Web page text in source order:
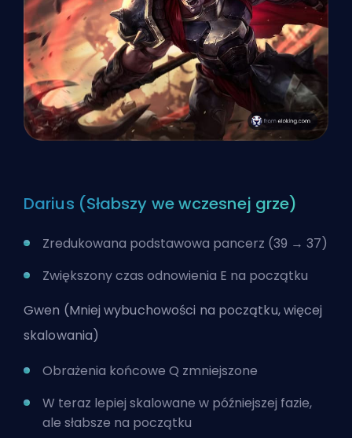
Darius (Słabszy we wczesnej grze)
Zredukowana podstawowa pancerz (39 → 37)
Zwiększony czas odnowienia E na początku
Gwen (Mniej wybuchowości na początku, więcej
skalowania)
Obrażenia końcowe Q zmniejszone
W teraz lepiej skalowane w późniejszej fazie,
ale słabsze na początku